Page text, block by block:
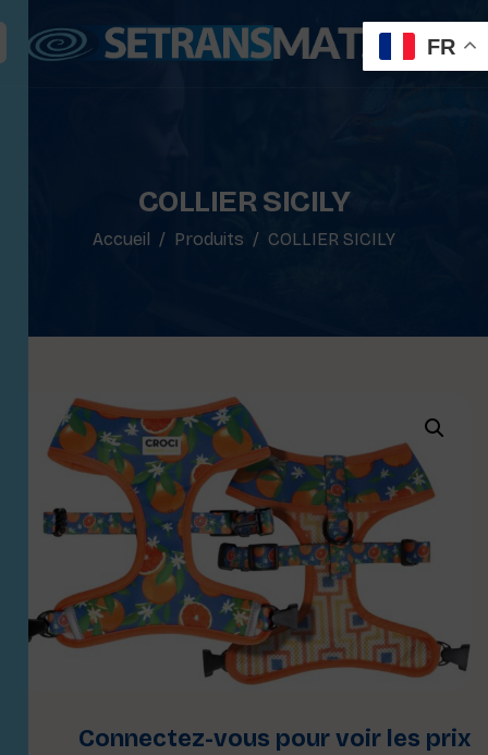
COLLIER SICILY
Accueil Produits COLLIER SICILY
Connectez-vous pour voir les prix
FR